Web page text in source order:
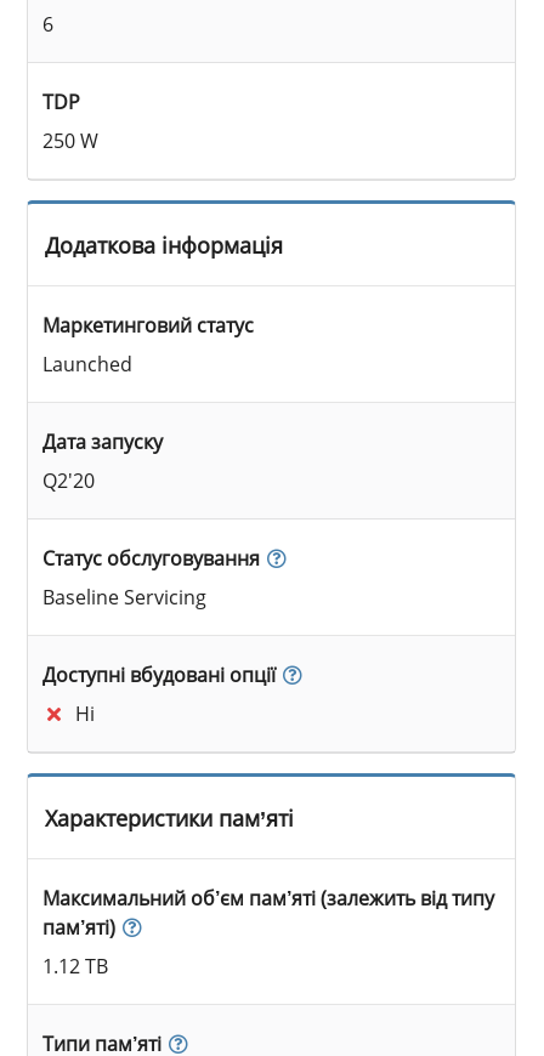
6
TDP
250 W
Додаткова інформація
Маркетинговий статус
Launched
Дата запуску
Q2'20
Статус обслуговування
Baseline Servicing
Доступні вбудовані опції
Ні
Характеристики пам’яті
Максимальний об’єм пам’яті (залежить від типу
пам’яті)
1.12 TB
Типи пам’яті